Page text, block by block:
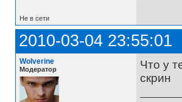
Не в сети
2010-03-04 23:55:01
Wolverine
Модератор
Что у
скрин